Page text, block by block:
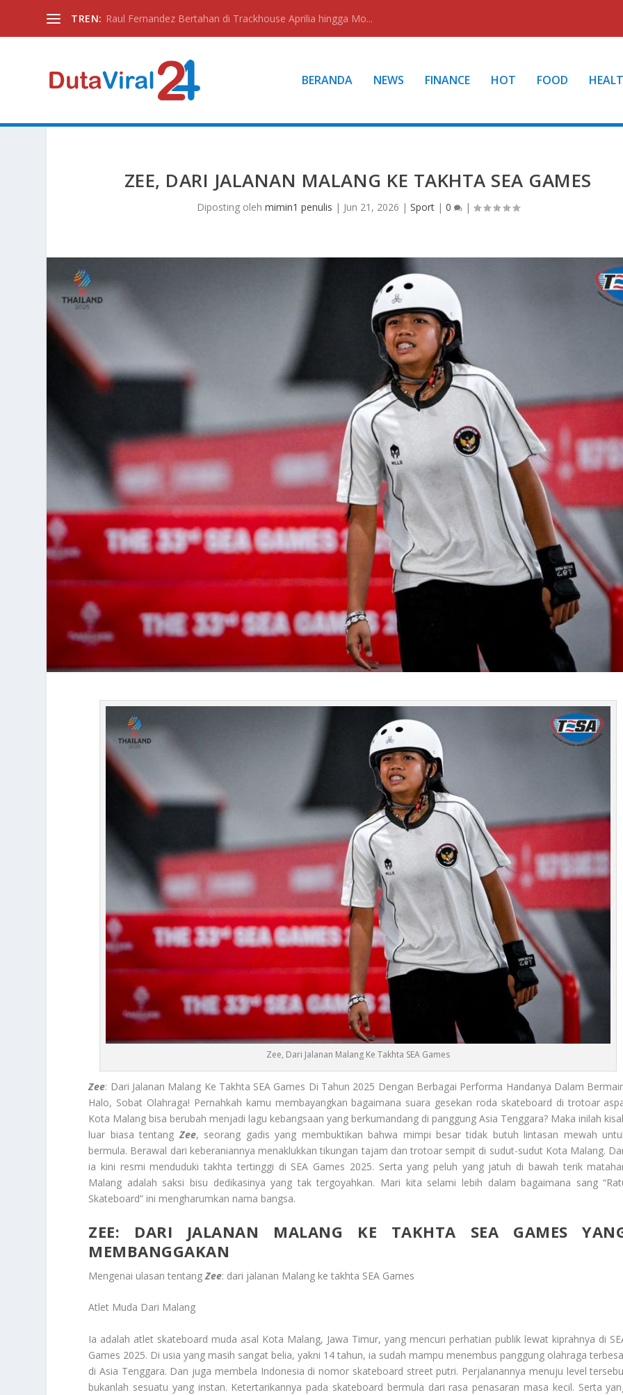
TREN: Raul Fernandez Bertahan di Trackhouse Aprilia hingga Mo...
BERANDA NEWS FINANCE HOT FOOD
ZEE, DARI JALANAN MALANG KE TAKHTA SEA GAMES
Diposting oleh mimin1 penulis | Jun 21, 2026 | Sport| 0 |
Zee, Dari Jalanan Malang Ke Takhta SEA Games
Zee: Dari Jalanan Malang Ke Takhta SEA Games Di Tahun 2025 Dengan Berbagai Performa Handanya Dalam
Halo, Sobat Olahraga! Pernahkah kamu membayangkan bagaimana suara gesekan roda skateboard di trotoar
Kota Malang bisa berubah menjadi lagu kebangsaan yang berkumandang di panggung Asia Tenggara? Maka inilah
luar biasa tentang Zee, seorang gadis yang membuktikan bahwa mimpi besar tidak butuh lintasan mewah
bermula. Berawal dari keberaniannya menaklukkan tikungan tajam dan trotoar sempit di sudut-sudut Kota Malang.
ia kini resmi menduduki takhta tertinggi di SEA Games 2025. Serta yang peluh yang jatuh di bawah terik
Malang adalah saksi bisu dedikasinya yang tak tergoyahkan. Mari kita selami lebih dalam bagaimana sang
Skateboard” ini mengharumkan nama bangsa.
ZEE: DARI JALANAN MALANG KE TAKHTA SEA GAMES
MEMBANGGAKAN
Mengenai ulasan tentangZee: dari jalanan Malang ke takhta SEA Games
Atlet Muda Dari Malang
Ia adalah atlet skateboard muda asal Kota Malang, Jawa Timur, yang mencuri perhatian publik lewat kiprahnya di
Games 2025. Di usia yang masih sangat belia, yakni 14 tahun, ia sudah mampu menembus panggung olahraga
di Asia Tenggara. Dan juga membela Indonesia di nomor skateboard street putri. Perjalanannya menuju level
bukanlah sesuatu yang instan. Ketertarikannya pada skateboard bermula dari rasa penasaran masa kecil. Serta